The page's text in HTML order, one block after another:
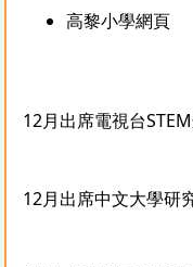
高黎小學網頁
12月出席電視台
12月出席中文大學研